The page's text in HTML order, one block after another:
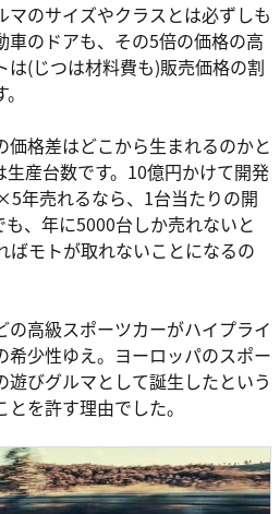
マのサイズやクラスとは必ずしも
車のドアも、その5倍の価格の高
(じつは材料費も)販売価格の割
価格差はどこから生まれるのかと
産台数です。10億円かけて開発
年売れるなら、1台当たりの開
、年に5000台しか売れないと
ばモトが取れないことになるの
の高級スポーツカーがハイプライ
希少性ゆえ。ヨーロッパのスポー
びグルマとして誕生したという
を許す理由でした。